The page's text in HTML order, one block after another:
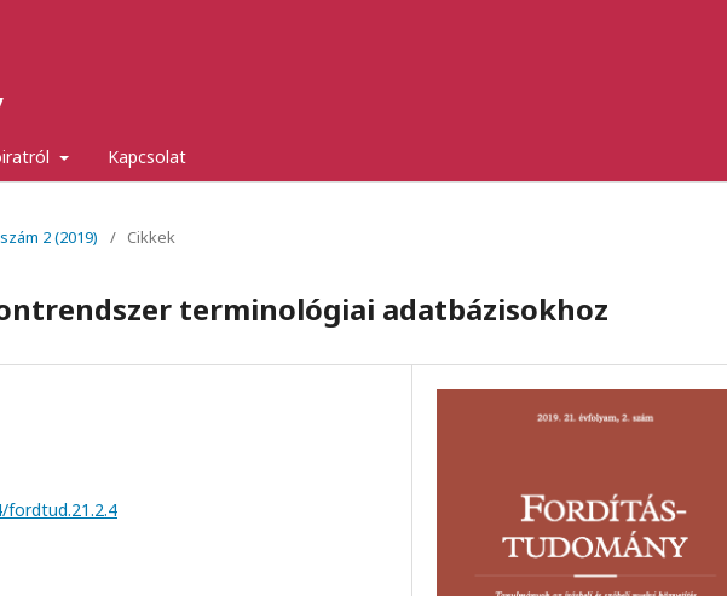
Kapcsolat
2 (2019) / Cikkek
terminológiai adatbázisokhoz
fordtud.21.2.4